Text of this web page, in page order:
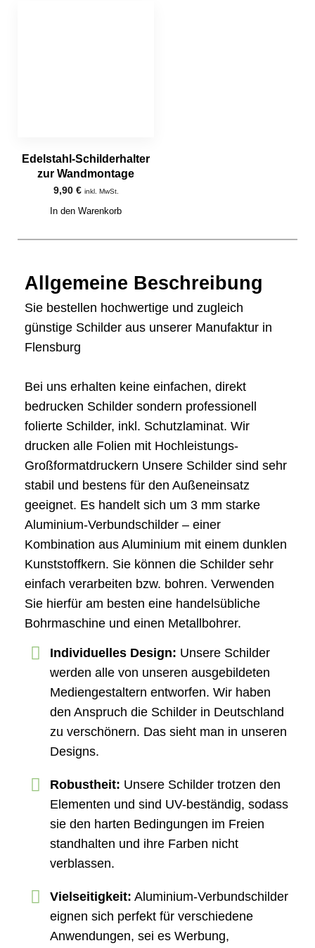
Edelstahl-Schilderhalter
zur Wandmontage
9,90 € inkl. MwSt.
In den Warenkorb
Allgemeine Beschreibung
Sie bestellen hochwertige und zugleich
günstige Schilder aus unserer Manufaktur in
Flensburg
Bei uns erhalten keine einfachen, direkt
bedrucken Schilder sondern professionell
folierte Schilder, inkl. Schutzlaminat. Wir
drucken alle Folien mit Hochleistungs-
Großformatdruckern Unsere Schilder sind sehr
stabil und bestens für den Außeneinsatz
geeignet. Es handelt sich um 3 mm starke
Aluminium-Verbundschilder – einer
Kombination aus Aluminium mit einem dunklen
Kunststoffkern. Sie können die Schilder sehr
einfach verarbeiten bzw. bohren. Verwenden
Sie hierfür am besten eine handelsübliche
Bohrmaschine und einen Metallbohrer.
Individuelles Design: Unsere Schilder
werden alle von unseren ausgebildeten
Mediengestaltern entworfen. Wir haben
den Anspruch die Schilder in Deutschland
zu verschönern. Das sieht man in unseren
Designs.
Robustheit: Unsere Schilder trotzen den
Elementen und sind UV-beständig, sodass
sie den harten Bedingungen im Freien
standhalten und ihre Farben nicht
verblassen.
Vielseitigkeit: Aluminium-Verbundschilder
eignen sich perfekt für verschiedene
Anwendungen, sei es Werbung,